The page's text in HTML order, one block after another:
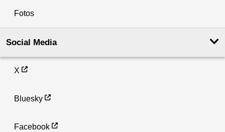
Fotos
Social Media
X
Bluesky
Facebook